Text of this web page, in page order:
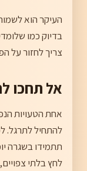
העיקר הוא
בדיוק כמו
צריך לחזור על
אל תחכו
אחת הטעויות
להתחיל לתרגל.
תתמידו בשגרה
לחץ בלתי